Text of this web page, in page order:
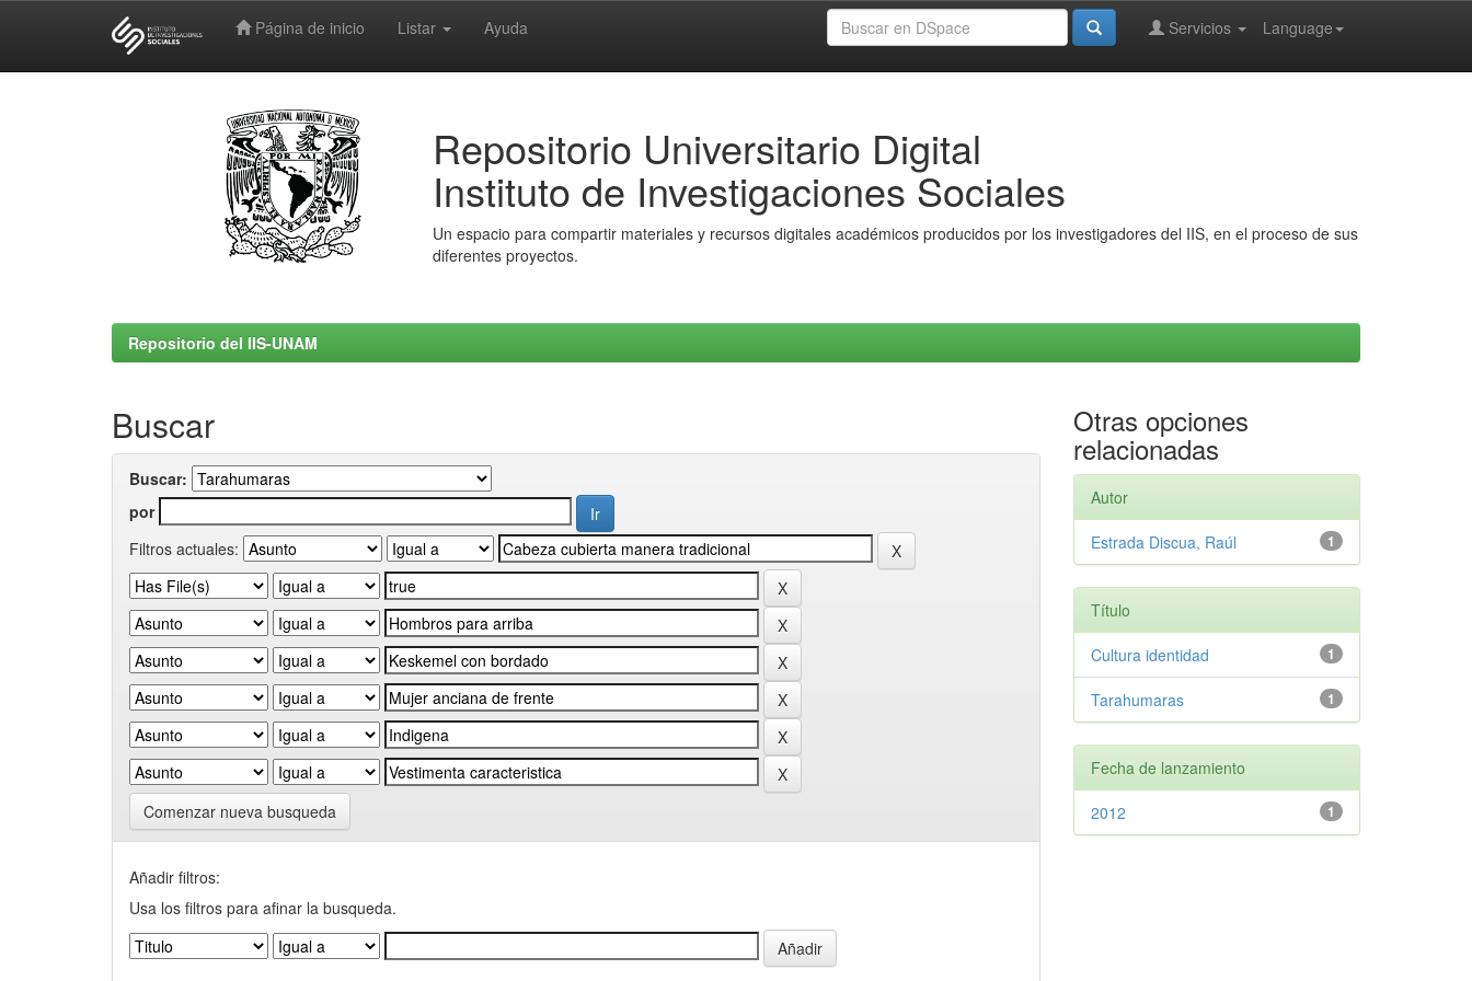
Página de inicio Listar Ayuda Language
Servicios
Repositorio Universitario Digital
Instituto de Investigaciones Sociales
Un espacio para compartir materiales y recursos digitales académicos producidos por los investigadores del IIS, en el proceso de sus
diferentes proyectos.
Repositorio del IIS-UNAM
Buscar
Buscar:
por
Filtros actuales:
Comenzar nueva busqueda
Añadir filtros:
Usa los filtros para afinar la busqueda.
Otras opciones
relacionadas
Autor
1
Estrada Discua, Raúl
Título
1
Cultura identidad
1
Tarahumaras
Fecha de lanzamiento
1
2012